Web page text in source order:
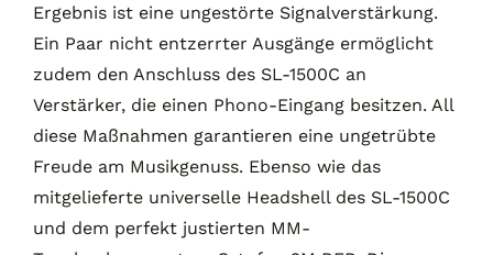
Ergebnis ist eine ungestörte Signalverstärkung.
Ein Paar nicht entzerrter Ausgänge ermöglicht
zudem den Anschluss des SL-1500C an
Verstärker, die einen Phono-Eingang besitzen. All
diese Maßnahmen garantieren eine ungetrübte
Freude am Musikgenuss. Ebenso wie das
mitgelieferte universelle Headshell des SL-1500C
und dem perfekt justierten MM-